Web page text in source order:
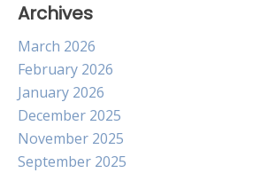
Archives
March 2026
February 2026
January 2026
December 2025
November 2025
September 2025